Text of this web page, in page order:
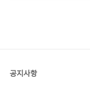
공지사항